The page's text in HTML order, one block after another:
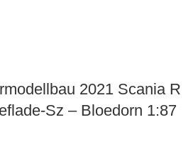
2021 Scania R
Sz – Bloedorn 1:87